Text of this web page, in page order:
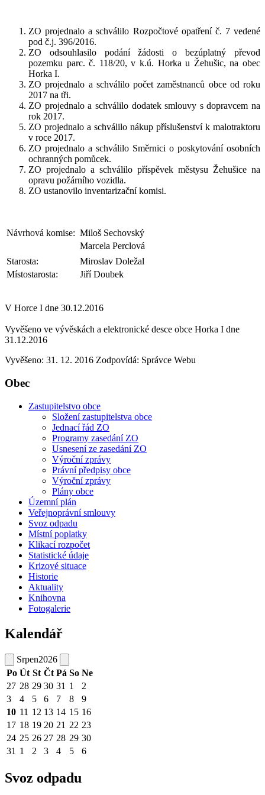
ZO projednalo a schválilo Rozpočtové opatření č. 7 vedené
pod č.j. 396/2016.
ZO odsouhlasilo podání žádosti o bezúplatný převod
pozemku parc. č. 118/20, v k.ú. Horka u Žehušic, na obec
Horka I.
ZO projednalo a schválilo počet zaměstnanců obce od roku
2017 na tři.
ZO projednalo a schválilo dodatek smlouvy s dopravcem na
rok 2017.
ZO projednalo a schválilo nákup příslušenství k malotraktoru
v roce 2017.
ZO projednalo a schválilo Směrnici o poskytování osobních
ochranných pomůcek.
ZO projednalo a schválilo příspěvek městysu Žehušice na
opravu požárního vozidla.
ZO ustanovilo inventarizační komisi.
Návrhová komise: Miloš Sechovský
Marcela Perclová
Starosta:
Miroslav Doležal
Místostarosta:
Jiří Doubek
V Horce I dne 30.12.2016
Vyvěšeno ve vývěskách a elektronické desce obce Horka I dne
31.12.2016
Vyvěšeno: 31. 12. 2016 Zodpovídá: Správce Webu
Obec
Zastupitelstvo obce
Složení zastupitelstva obce
Jednací řád ZO
Programy zasedání ZO
Usnesení ze zasedání ZO
Výroční zprávy
Právní předpisy obce
Výroční zprávy
Plány obce
Územní plán
Veřejnoprávní smlouvy
Svoz odpadu
Místní poplatky
Klikací rozpočet
Statistické údaje
Krizové situace
Historie
Aktuality
Knihovna
Fotogalerie
Kalendář
Srpen2026
Po Út St Čt Pá So Ne
27 28 29 30 31 1
2
3
4 5 6 7 8
9
10 11 12 13 14 15 16
17 18 19 20 21 22 23
24 25 26 27 28 29 30
31 1 2 3 4 5 6
Svoz odpadu